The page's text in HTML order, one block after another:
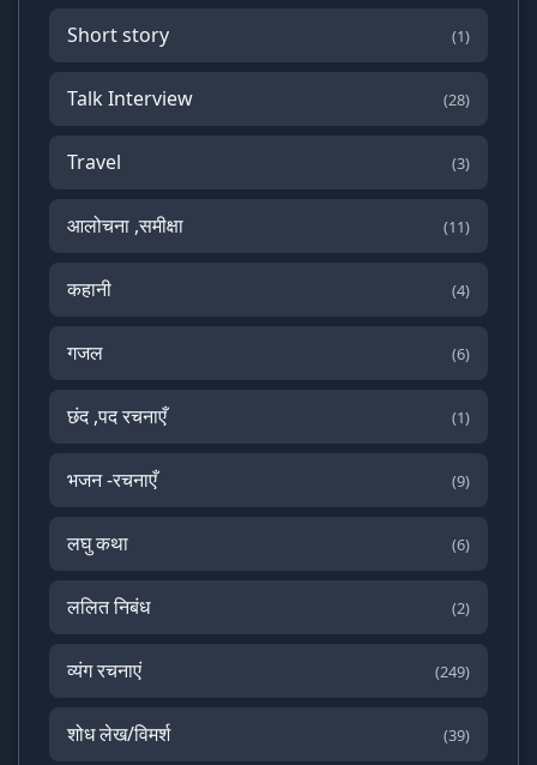
Short story (1)
Talk Interview (28)
Travel (3)
आलोचना ,समीक्षा (11)
कहानी (4)
गजल (6)
छंद ,पद रचनाएँ (1)
भजन -रचनाएँ (9)
लघु कथा (6)
ललित निबंध (2)
व्यंग रचनाएं (249)
शोध लेख/विमर्श (39)